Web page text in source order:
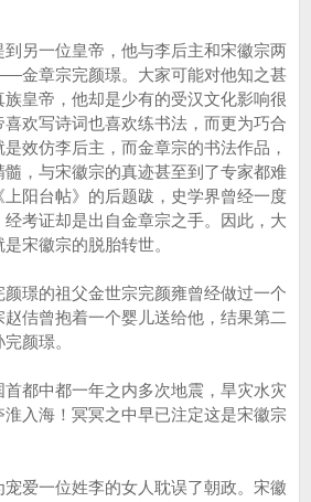
另一位皇帝，他与李后主和宋徽宗两
金章宗完颜璟。大家可能对他知之甚
皇帝，他却是少有的受汉文化影响很
欢写诗词也喜欢练书法，而更为巧合
效仿李后主，而金章宗的书法作品，
髓，与宋徽宗的真迹甚至到了专家都难
上阳台帖》的后题跋，史学界曾经一度
考证却是出自金章宗之手。因此，大
宋徽宗的脱胎转世。
璟的祖父金世宗完颜雍曾经做过一个
佶曾抱着一个婴儿送给他，结果第二
颜璟。
都中都一年之内多次地震，旱灾水灾
入海！冥冥之中早已注定这是宋徽宗
爱一位姓李的女人耽误了朝政。宋徽